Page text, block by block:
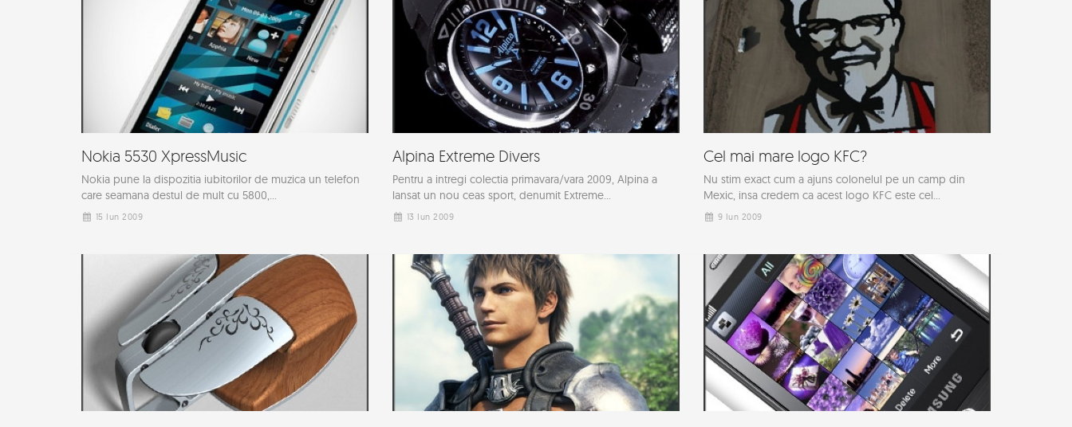
Nokia 5530 XpressMusic
Nokia pune la dispozitia iubitorilor de muzica un telefon
care seamana destul de mult cu 5800,...
15 Iun 2009
Alpina Extreme Divers
Pentru a intregi colectia primavara/vara 2009, Alpina a
lansat un nou ceas sport, denumit Extreme...
13 Iun 2009
Cel mai mare logo KFC?
Nu stim exact cum a ajuns colonelul pe un camp din
Mexic, insa credem ca acest logo KFC este cel...
9 Iun 2009